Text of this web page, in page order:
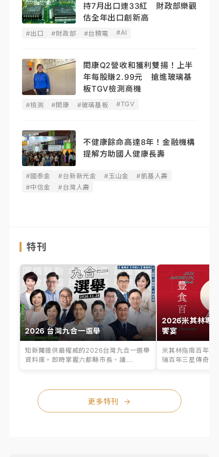
持7月出口連33紅 財政部樂觀
估全年出口創新高
#出口 #財政部 #台積電 #AI
閎康Q2營收和獲利雙揚！上半
年每股賺2.99元 搶進玻璃基
板TGV檢測商機
#檢測 #閎康 #玻璃基板 #TGV
不健康餘命高達8年！金融機構
提解方助國人健康長壽
#國泰金 #台新新光金 #玉山金
#凱基人壽
#中信金
#台灣人壽
特刊
2026 台灣九合一選舉
知新聞提供最權威的2026台灣九合一選舉
資料庫。即時掌握六都縣市長、議...
2026米其林專
饗宴
米其林指南百年之
瑞百年三星傳奇、
更多特刊 →